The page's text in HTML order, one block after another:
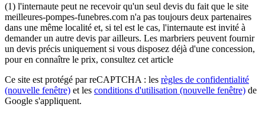
(1) l'internaute peut ne recevoir qu'un seul devis du fait que le site
meilleures-pompes-funebres.com n'a pas toujours deux partenaires
dans une même localité et, si tel est le cas, l'internaute est invité à
demander un autre devis par ailleurs. Les marbriers peuvent fournir
un devis précis uniquement si vous disposez déjà d'une concession,
pour en connaître le prix, consultez cet article
Ce site est protégé par reCAPTCHA : les règles de confidentialité
(nouvelle fenêtre) et les conditions d'utilisation (nouvelle fenêtre) de
Google s'appliquent.